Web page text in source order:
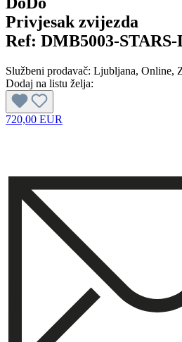
Privjesak zvijezda
Ref: DMB5003-
Službeni prodavač: Ljubljana, Online,
Dodaj na listu želja:
720,00 EUR